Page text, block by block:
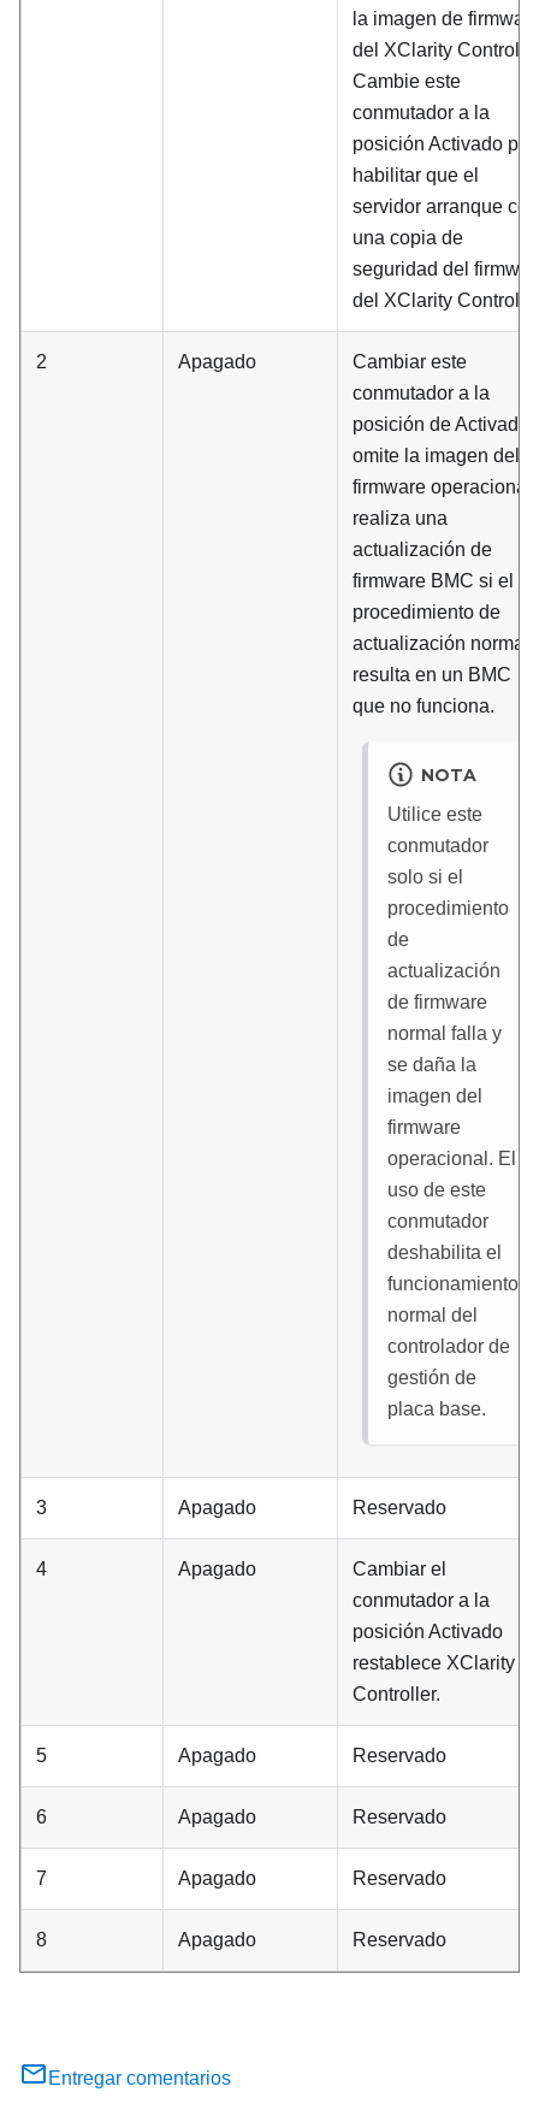
la imagen de
del XClarity
Cambie este
conmutador a la
posición Activado
habilitar que el
servidor arranque con
una copia de
seguridad del
del XClarity
2 Apagado
Cambiar este
conmutador a la
posición de Activado
omite la imagen del
firmware operacional
realiza una
actualización de
firmware BMC si el
procedimiento de
actualización normal
resulta en un BMC
que no funciona.
NOTA
Utilice este
conmutador
solo si el
procedimiento
de
actualización
de firmware
normal falla y
se daña la
imagen del
firmware
operacional. El
uso de este
conmutador
deshabilita el
funcionamiento
normal del
controlador de
gestión de
placa base.
3 Apagado Reservado
4 Apagado
Cambiar el
conmutador a la
posición Activado
restablece XClarity
Controller.
5 Apagado Reservado
6 Apagado Reservado
7 Apagado Reservado
8 Apagado Reservado
Entregar comentarios